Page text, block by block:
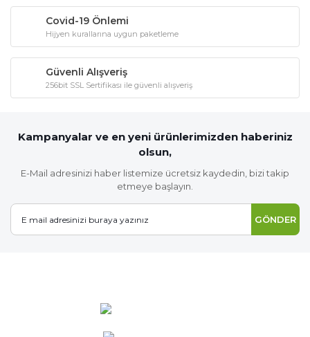
Covid-19 Önlemi
Hijyen kurallarına uygun paketleme
Güvenli Alışveriş
256bit SSL Sertifikası ile güvenli alışveriş
Kampanyalar ve en yeni ürünlerimizden haberiniz
olsun,
E-Mail adresinizi haber listemize ücretsiz kaydedin, bizi takip
etmeye başlayın.
GÖNDER